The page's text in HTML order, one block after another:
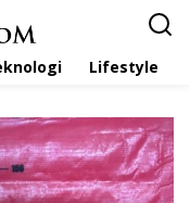
Lifestyle